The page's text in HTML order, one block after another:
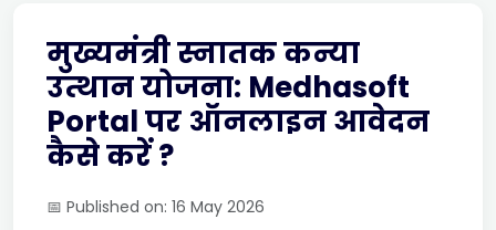
मुख्यमंत्री स्नातक कन्या
उत्थान योजना: Medhasoft
Portal पर ऑनलाइन आवेदन
कैसे करें ?
📅 Published on: 16 May 2026